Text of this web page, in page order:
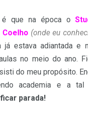
é que na época o
(onde eu
já estava adiantada e
no meio do ano.
do meu propósito.
academia e a
parada!